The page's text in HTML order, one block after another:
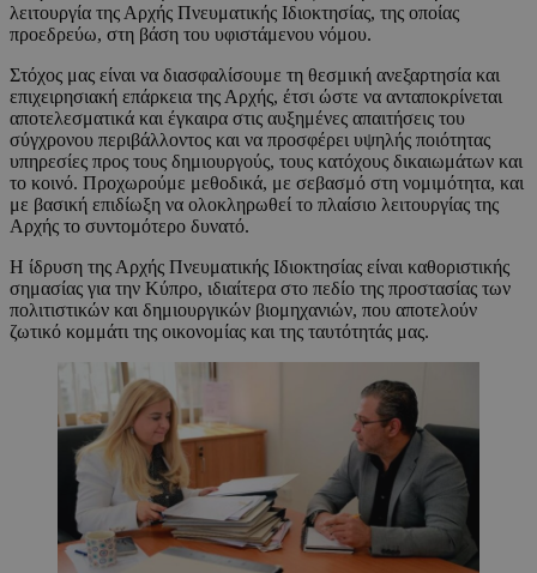
λειτουργία της Αρχής Πνευματικής Ιδιοκτησίας, της οποίας
προεδρεύω, στη βάση του υφιστάμενου νόμου.
Στόχος μας είναι να διασφαλίσουμε τη θεσμική ανεξαρτησία και
επιχειρησιακή επάρκεια της Αρχής, έτσι ώστε να ανταποκρίνεται
αποτελεσματικά και έγκαιρα στις αυξημένες απαιτήσεις του
σύγχρονου περιβάλλοντος και να προσφέρει υψηλής ποιότητας
υπηρεσίες προς τους δημιουργούς, τους κατόχους δικαιωμάτων και
το κοινό. Προχωρούμε μεθοδικά, με σεβασμό στη νομιμότητα, και
με βασική επιδίωξη να ολοκληρωθεί το πλαίσιο λειτουργίας της
Αρχής το συντομότερο δυνατό.
Η ίδρυση της Αρχής Πνευματικής Ιδιοκτησίας είναι καθοριστικής
σημασίας για την Κύπρο, ιδιαίτερα στο πεδίο της προστασίας των
πολιτιστικών και δημιουργικών βιομηχανιών, που αποτελούν
ζωτικό κομμάτι της οικονομίας και της ταυτότητάς μας.